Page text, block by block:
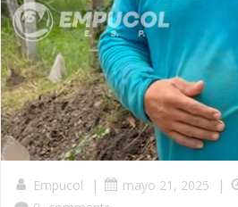
Empucol | mayo 21, 2025 |